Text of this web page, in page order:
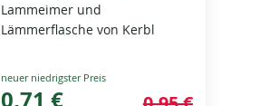
Lammeimer und
Lämmerflasche von Kerbl
Special
Price